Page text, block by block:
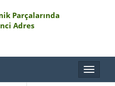
Parçalarında
Adres
Toggle